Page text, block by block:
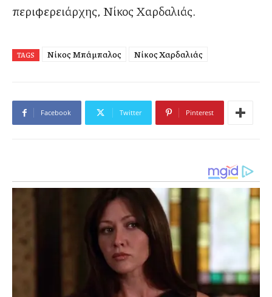
περιφερειάρχης, Νίκος Χαρδαλιάς.
TAGS Νίκος Μπάμπαλος Νίκος Χαρδαλιάς
Facebook Twitter Pinterest